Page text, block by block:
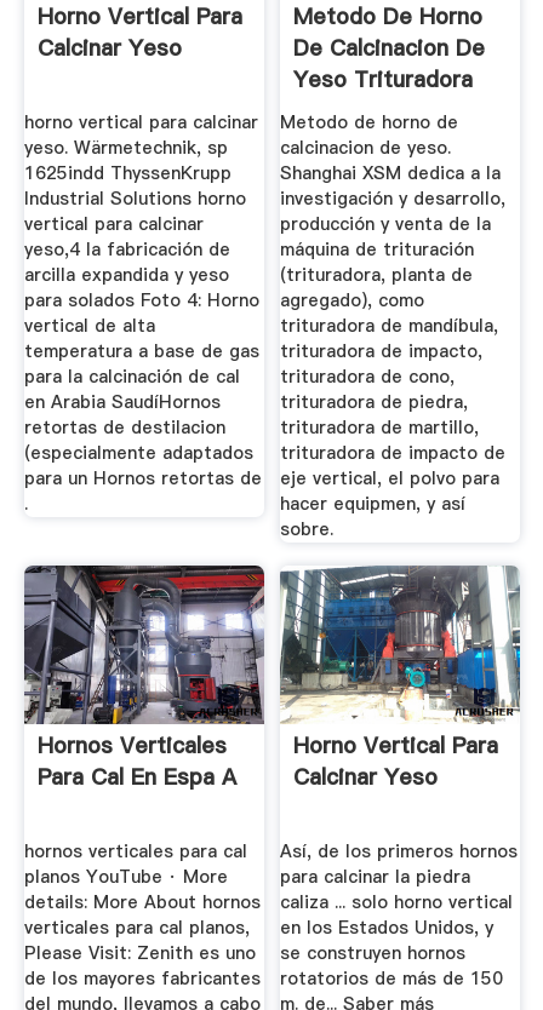
Horno Vertical Para
Calcinar Yeso
horno vertical para calcinar
yeso. Wärmetechnik, sp
1625indd ThyssenKrupp
Industrial Solutions horno
vertical para calcinar
yeso,4 la fabricación de
arcilla expandida y yeso
para solados Foto 4: Horno
vertical de alta
temperatura a base de gas
para la calcinación de cal
en Arabia SaudíHornos
retortas de destilacion
(especialmente adaptados
para un Hornos retortas de
.
Metodo De Horno
De Calcinacion De
Yeso Trituradora
De Cono
Metodo de horno de
calcinacion de yeso.
Shanghai XSM dedica a la
investigación y desarrollo,
producción y venta de la
máquina de trituración
(trituradora, planta de
agregado), como
trituradora de mandíbula,
trituradora de impacto,
trituradora de cono,
trituradora de piedra,
trituradora de martillo,
trituradora de impacto de
eje vertical, el polvo para
hacer equipmen, y así
sobre.
Hornos Verticales
Para Cal En Espa A
hornos verticales para cal
planos YouTube · More
details: More About hornos
verticales para cal planos,
Please Visit: Zenith es uno
de los mayores fabricantes
del mundo, llevamos a cabo
Horno Vertical Para
Calcinar Yeso
Así, de los primeros hornos
para calcinar la piedra
caliza ... solo horno vertical
en los Estados Unidos, y
se construyen hornos
rotatorios de más de 150
m. de... Saber más